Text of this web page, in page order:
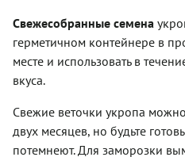
Свежесобранные семена
герметичном контейнере в
месте и использовать в
вкуса.
Свежие веточки укропа можно
двух месяцев, но будьте
потемнеют. Для заморозки